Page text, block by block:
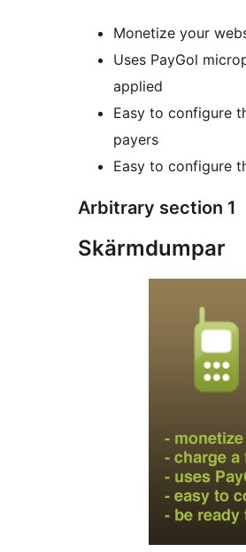
Monetize your
Uses PayGol
applied
Easy to configure
payers
Easy to configure
Arbitrary section 1
Skärmdumpar